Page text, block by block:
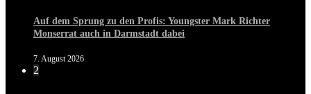
Auf dem Sprung zu den Profis: Youngster Mark Richter
Monserrat auch in Darmstadt dabei
7. August 2026
2